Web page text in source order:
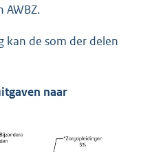
AWBZ.
kan de som der delen
naar